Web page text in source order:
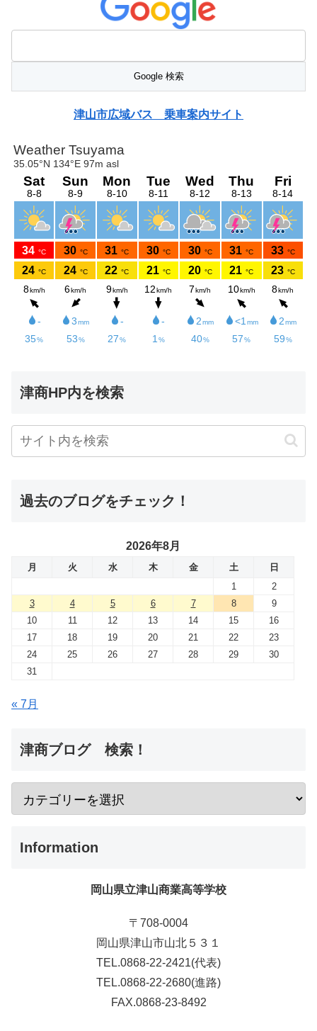
津山市広域バス 乗車案内サイト
津商HP内を検索
過去のブログをチェック！
2026年8月
月 火 水 木 金 土
日
1
2
3
4 5 6 7 8
9
10
11 12 13 14 15
16
17
18 19 20 21 22
23
24
25 26 27 28 29
30
31
« 7月
津商ブログ 検索！
Information
岡山県立津山商業高等学校
〒708-0004
岡山県津山市山北５３１
TEL.0868-22-2421(代表)
TEL.0868-22-2680(進路)
FAX.0868-23-8492